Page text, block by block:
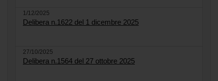
1/12/2025
Delibera n.1622 del 1 dicembre 2025
27/10/2025
Delibera n.1564 del 27 ottobre 2025